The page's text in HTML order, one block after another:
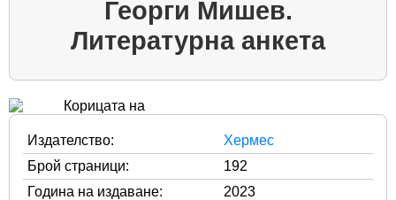
Георги Мишев.
Литературна анкета
Издателство:
Хермес
Брой страници:
192
Година на издаване:
2023